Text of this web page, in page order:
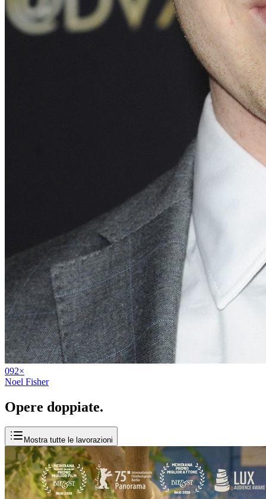
092×
Noel Fisher
Opere doppiate.
Mostra tutte le lavorazioni